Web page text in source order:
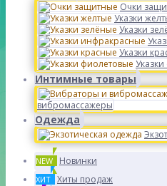
Очки
Указки
Указки
Указки
Интимные товары
вибромассажеры
Одежда
NEW Новинки
ХИТ Хиты продаж